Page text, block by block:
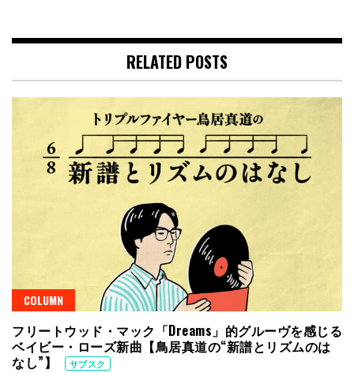
RELATED POSTS
COLUMN
フリートウッド・マック「Dreams」的グルーヴを感じる
ベイビー・ローズ新曲【鳥居真道の“新譜とリズムのは
なし”】
サブスク